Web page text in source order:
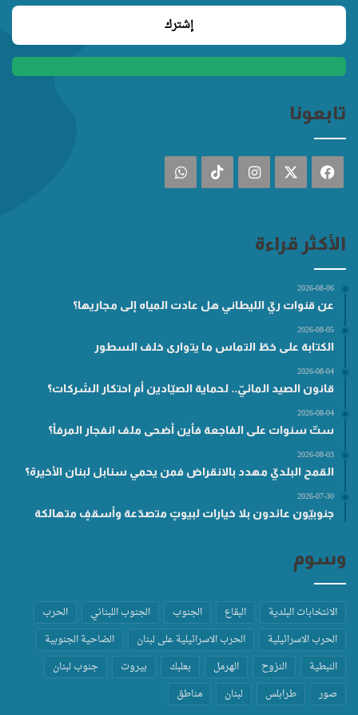
تابعونا
فيسبوك انستقرام ‫TikTokواتساب
الأكثر قراءة
2026-08-06
عن قنوات ريّ الليطاني هل عادت المياه إلى مجاريها؟
2026-08-05
الكتابة على خطّ التماس ما يتوارى خلف السطور
2026-08-04
قانون الصيد المائيّ.. لحماية الصيّادين أم احتكار الشركات؟
2026-08-04
ستّ سنوات على الفاجعة فأين أضحى ملف انفجار المرفأ؟
2026-08-03
القمح البلديّ مهدد بالانقراض فمن يحمي سنابل لبنان الأخيرة؟
2026-07-30
جنوبيّون عائدون بلا خيارات لبيوتٍ متصدّعة وأسقفٍ متهالكة
وسوم
الانتخابات البلدية البقاع الجنوب الجنوب اللبناني
الحرب
الحرب الاسرائيلية
الحرب الاسرائيلية على لبنان
الضاحية الجنوبية
النبطية
النزوح الهرمل بعلبك بيروت
جنوب لبنان
صور
طرابلس لبنان مناطق